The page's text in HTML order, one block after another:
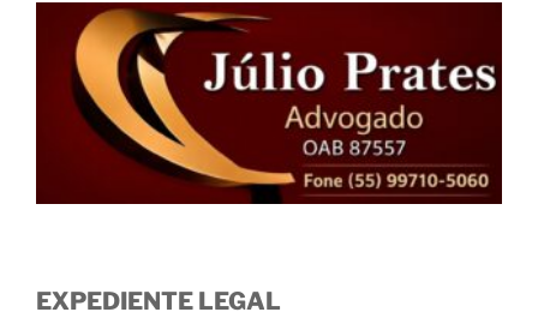
EXPEDIENTE LEGAL